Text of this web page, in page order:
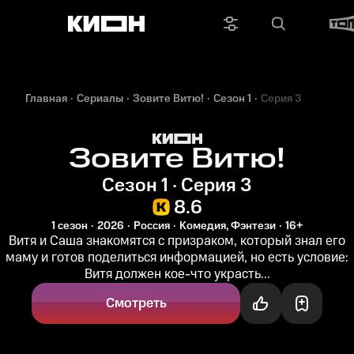
Главная Сериалы Зовите Витю! Сезон 1 Серия 3
Зовите Витю!
Сезон 1 · Серия 3
8.6
1 сезон 2026 Россия Комедия, Фэнтези 16+
Витя и Саша знакомятся с призраком, который знал его
маму и готов поделиться информацией, но есть условие:
Витя должен кое-что украсть...
Смотреть